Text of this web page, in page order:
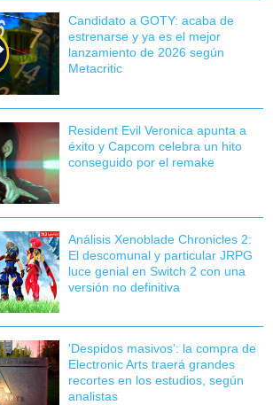
Candidato a GOTY: acaba de
estrenarse y ya es el mejor
lanzamiento de 2026 según
Metacritic
Resident Evil Veronica apunta a
éxito y Capcom celebra un hito
conseguido por el remake
Análisis Xenoblade Chronicles 2:
El descomunal y particular JRPG
luce genial en Switch 2 con una
versión no definitiva
'Despidos masivos': la compra de
Electronic Arts traerá grandes
recortes en los estudios, según
analistas